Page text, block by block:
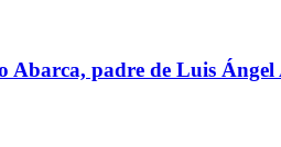
Abarca, padre de Luis